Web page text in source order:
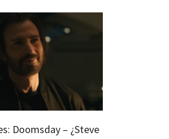
Doomsday – ¿Steve